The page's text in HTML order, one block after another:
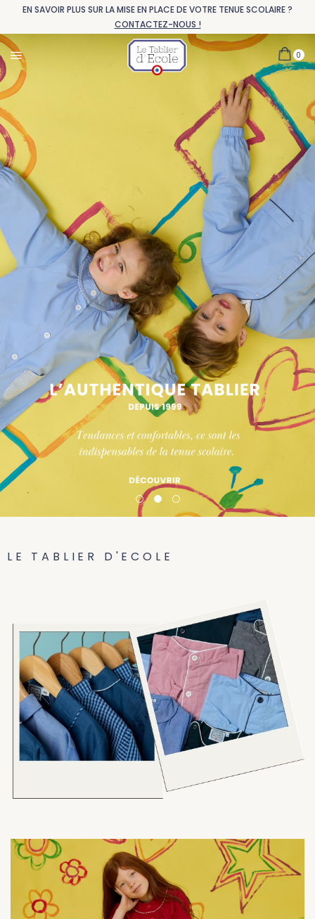
EN SAVOIR PLUS SUR LA MISE EN PLACE DE VOTRE TENUE SCOLAIRE ?
CONTACTEZ-NOUS !
0
LE TABLIER D'ECOLE